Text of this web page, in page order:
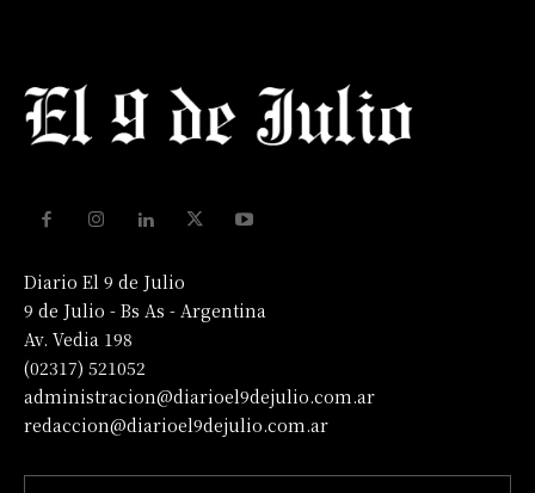
Diario El 9 de Julio
9 de Julio - Bs As - Argentina
Av. Vedia 198
(02317) 521052
administracion@diarioel9dejulio.com.ar
redaccion@diarioel9dejulio.com.ar